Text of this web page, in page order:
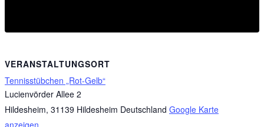
VERANSTALTUNGSORT
Tennisstübchen „Rot-Gelb“
Lucienvörder Allee 2
Hildesheim, 31139 Hildesheim Deutschland Google Karte
anzeigen